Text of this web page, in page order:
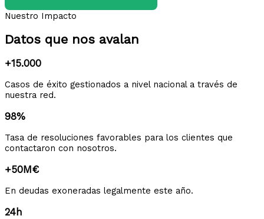
Nuestro Impacto
Datos que nos avalan
+15.000
Casos de éxito gestionados a nivel nacional a través de
nuestra red.
98%
Tasa de resoluciones favorables para los clientes que
contactaron con nosotros.
+50M€
En deudas exoneradas legalmente este año.
24h